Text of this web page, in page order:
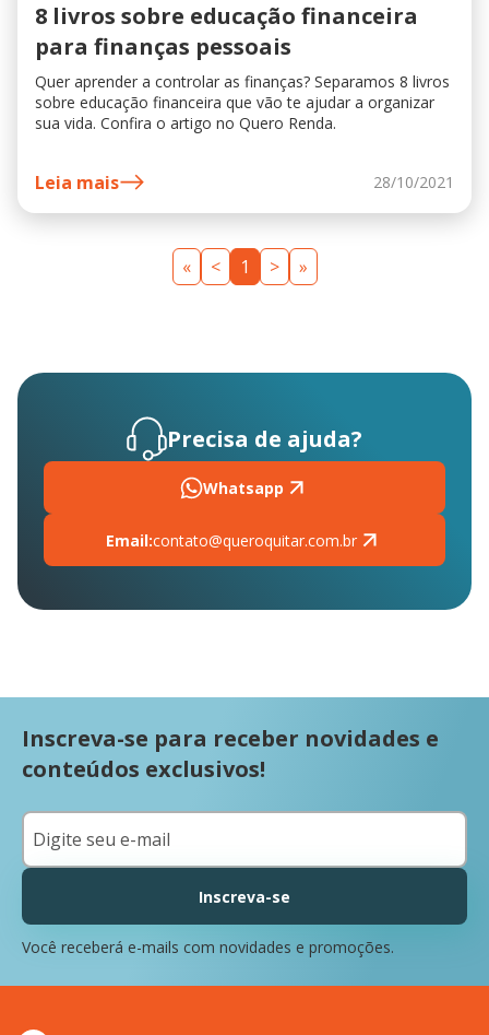
8 livros sobre educação financeira
para finanças pessoais
Quer aprender a controlar as finanças? Separamos 8 livros
sobre educação financeira que vão te ajudar a organizar
sua vida. Confira o artigo no Quero Renda.
Leia mais 28/10/2021
« < 1 > »
Precisa de ajuda?
Whatsapp
Email:contato@queroquitar.com.br
Inscreva-se para receber novidades e
conteúdos exclusivos!
Inscreva-se
Você receberá e-mails com novidades e promoções.